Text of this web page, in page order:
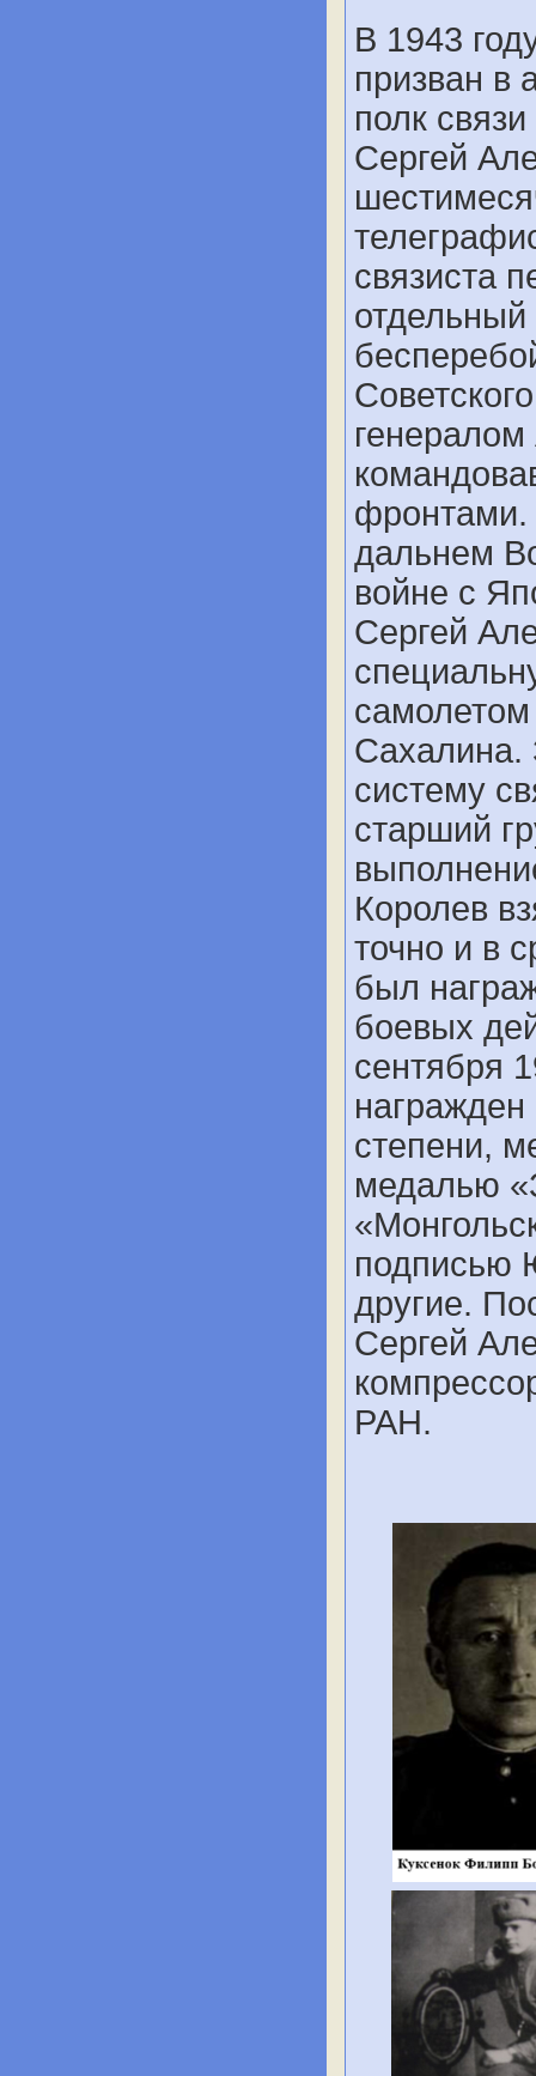
В 1943
призван в
полк
Сергей
связиста
отдельный
фронтами.
дальнем
войне с
Сергей
Сахалина.
систему
старший
Королев
точно и в
был
боевых
сентября
степени,
медалью
подписью
другие.
Сергей
РАН.